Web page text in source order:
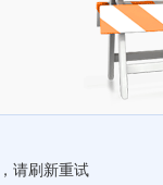
请刷新重试